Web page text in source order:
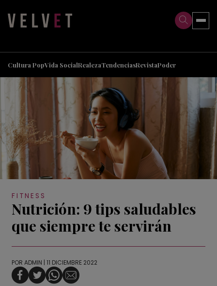
Cultura PopVida SocialRealezaTendenciasRevistaPoder
FITNESS
Nutrición: 9 tips saludables
que siempre te servirán
POR ADMIN | 11 DICIEMBRE 2022